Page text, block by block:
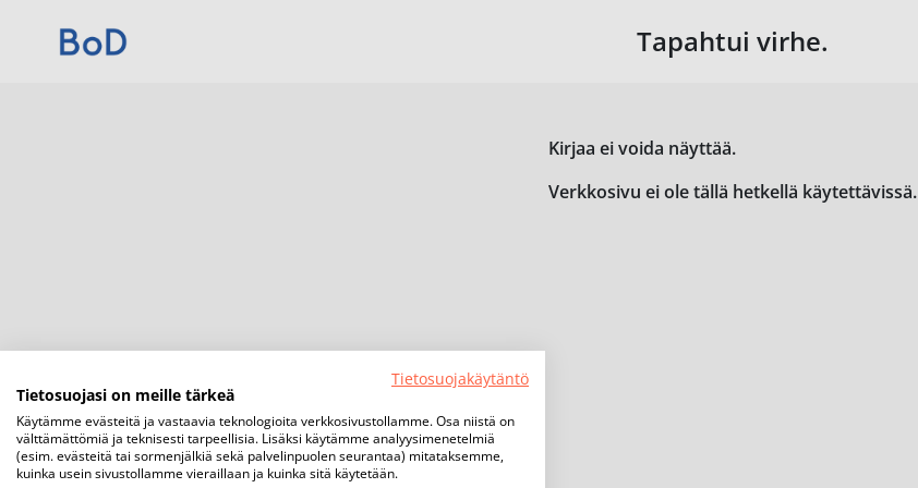
Tapahtui virhe.
Kirjaa ei voida näyttää.
Verkkosivu ei ole tällä hetkellä käytettävissä.
Tietosuojakäytäntö
Tietosuojasi on meille tärkeä
Käytämme evästeitä ja vastaavia teknologioita verkkosivustollamme. Osa niistä on
välttämättömiä ja teknisesti tarpeellisia. Lisäksi käytämme analyysimenetelmiä
(esim. evästeitä tai sormenjälkiä sekä palvelinpuolen seurantaa) mitataksemme,
kuinka usein sivustollamme vieraillaan ja kuinka sitä käytetään.